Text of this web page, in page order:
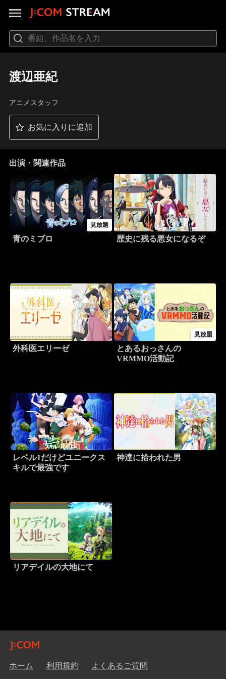
渡辺亜紀
アニメスタッフ
お気に入りに追加
出演・関連作品
見放題
青のミブロ 歴史に残る悪女になるぞ
外科医エリーゼ
見放題
とあるおっさんの
VRMMO活動記
レベル1だけどユニークス
キルで最強です
神達に拾われた男
リアデイルの大地にて
ホーム 利用規約 よくあるご質問